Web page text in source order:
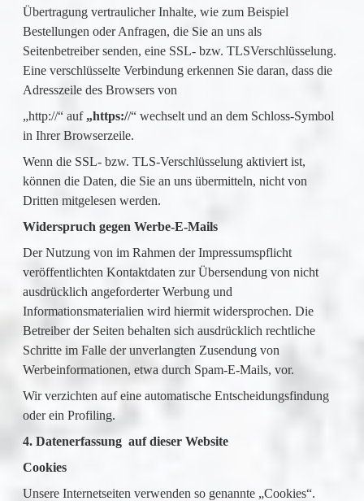
Übertragung vertraulicher Inhalte, wie zum Beispiel
Bestellungen oder Anfragen, die Sie an uns als
Seitenbetreiber senden, eine SSL- bzw. TLSVerschlüsselung.
Eine verschlüsselte Verbindung erkennen Sie daran, dass die
Adresszeile des Browsers von
„http://“ auf „https://“ wechselt und an dem Schloss-Symbol
in Ihrer Browserzeile.
Wenn die SSL- bzw. TLS-Verschlüsselung aktiviert ist,
können die Daten, die Sie an uns übermitteln, nicht von
Dritten mitgelesen werden.
Widerspruch gegen Werbe-E-Mails
Der Nutzung von im Rahmen der Impressumspflicht
veröffentlichten Kontaktdaten zur Übersendung von nicht
ausdrücklich angeforderter Werbung und
Informationsmaterialien wird hiermit widersprochen. Die
Betreiber der Seiten behalten sich ausdrücklich rechtliche
Schritte im Falle der unverlangten Zusendung von
Werbeinformationen, etwa durch Spam-E-Mails, vor.
Wir verzichten auf eine automatische Entscheidungsfindung
oder ein Profiling.
4. Datenerfassung auf dieser Website
Cookies
Unsere Internetseiten verwenden so genannte „Cookies“.